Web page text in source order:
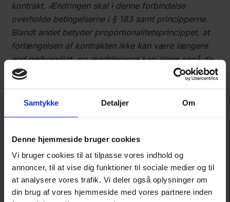
Samtykke Detaljer Om
Denne hjemmeside bruger cookies
Vi bruger cookies til at tilpasse vores indhold og
annoncer, til at vise dig funktioner til sociale medier og til
at analysere vores trafik. Vi deler også oplysninger om
din brug af vores hjemmeside med vores partnere inden
kontrakt. Ændringen skal i denne forbindelse
overholde betingelserne i § 183 samt principperne.
Blandt andet betyder proportionalitetsprincippet, at
forlængelsen af kontrakten ikke kan være længere
end nødvendigt, og ændringerne kan alene angå de
dele, der er nødvendige for ordregiveren at
Akut behov for indkøb som følge af
COVID-19
Alle offentlige kontrakter med en værdi, der
overstiger de fastsatte tærskelværdier skal sendes i
udbud i henhold til reglerne fastsat i udbudsloven
ved offentliggørelse af en udbudsbekendtgørelse.